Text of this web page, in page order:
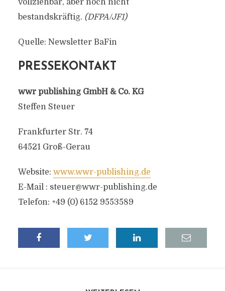
vollziehbar, aber noch nicht
bestandskräftig. (DFPA/JF1)
Quelle: Newsletter BaFin
PRESSEKONTAKT
wwr publishing GmbH & Co. KG
Steffen Steuer
Frankfurter Str. 74
64521 Groß-Gerau
Website: www.wwr-publishing.de
E-Mail : steuer@wwr-publishing.de
Telefon: +49 (0) 6152 9553589